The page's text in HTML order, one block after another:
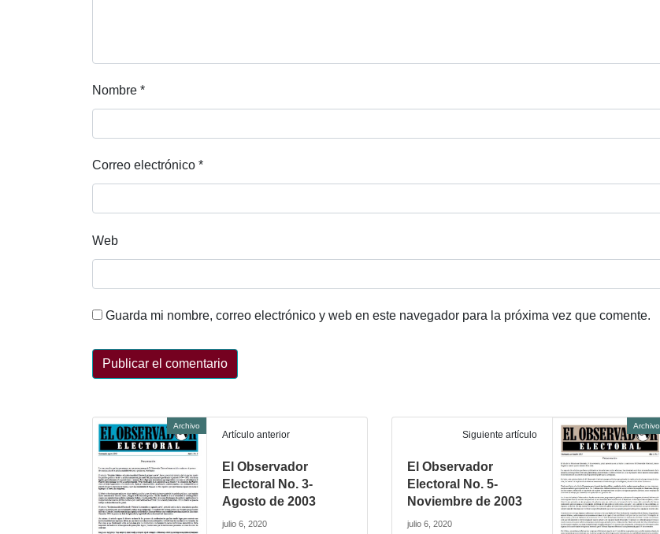
Nombre *
Correo electrónico *
Web
Guarda mi nombre, correo electrónico y web en este navegador para la próxima vez que comente.
Archivo
Artículo anterior
El Observador
Electoral No. 3-
Agosto de 2003
julio 6, 2020
Archivo
Siguiente artículo
El Observador
Electoral No. 5-
Noviembre de 2003
julio 6, 2020